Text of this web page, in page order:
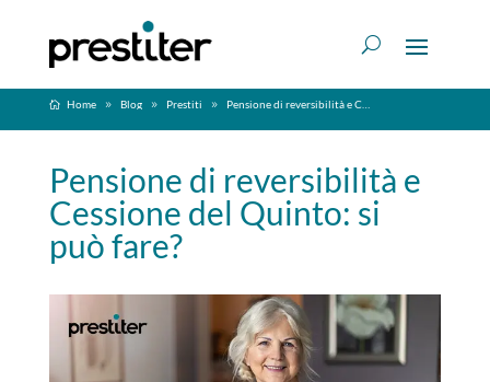
Home Blog Prestiti Pensione di reversibilità e Cessione del Quinto: si può fare?
Pensione di reversibilità e
Cessione del Quinto: si
può fare?